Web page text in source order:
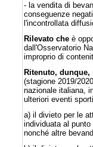
- la vendita di
conseguenze
l'incontrollata
Rilevato che è
dall'Osservatorio
improprio di
Ritenuto, dunque,
(stagione 2019/
nazionale italiana,
ulteriori eventi
a) il divieto per le
individuata al
nonché altre